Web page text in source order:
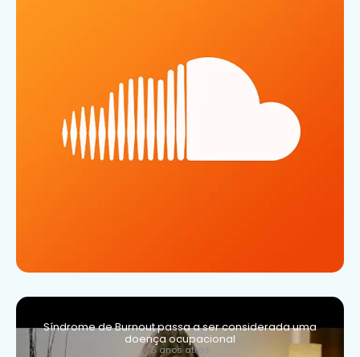
Síndrome de Burnout passa a ser considerada uma
doença ocupacional
5 anos atrás